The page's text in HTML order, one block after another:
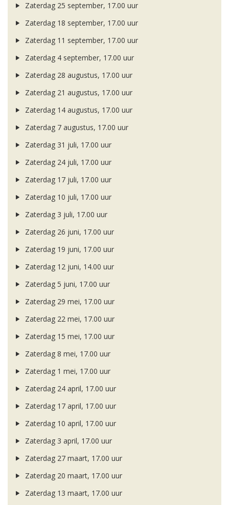
Zaterdag 25 september, 17.00 uur
Zaterdag 18 september, 17.00 uur
Zaterdag 11 september, 17.00 uur
Zaterdag 4 september, 17.00 uur
Zaterdag 28 augustus, 17.00 uur
Zaterdag 21 augustus, 17.00 uur
Zaterdag 14 augustus, 17.00 uur
Zaterdag 7 augustus, 17.00 uur
Zaterdag 31 juli, 17.00 uur
Zaterdag 24 juli, 17.00 uur
Zaterdag 17 juli, 17.00 uur
Zaterdag 10 juli, 17.00 uur
Zaterdag 3 juli, 17.00 uur
Zaterdag 26 juni, 17.00 uur
Zaterdag 19 juni, 17.00 uur
Zaterdag 12 juni, 14.00 uur
Zaterdag 5 juni, 17.00 uur
Zaterdag 29 mei, 17.00 uur
Zaterdag 22 mei, 17.00 uur
Zaterdag 15 mei, 17.00 uur
Zaterdag 8 mei, 17.00 uur
Zaterdag 1 mei, 17.00 uur
Zaterdag 24 april, 17.00 uur
Zaterdag 17 april, 17.00 uur
Zaterdag 10 april, 17.00 uur
Zaterdag 3 april, 17.00 uur
Zaterdag 27 maart, 17.00 uur
Zaterdag 20 maart, 17.00 uur
Zaterdag 13 maart, 17.00 uur